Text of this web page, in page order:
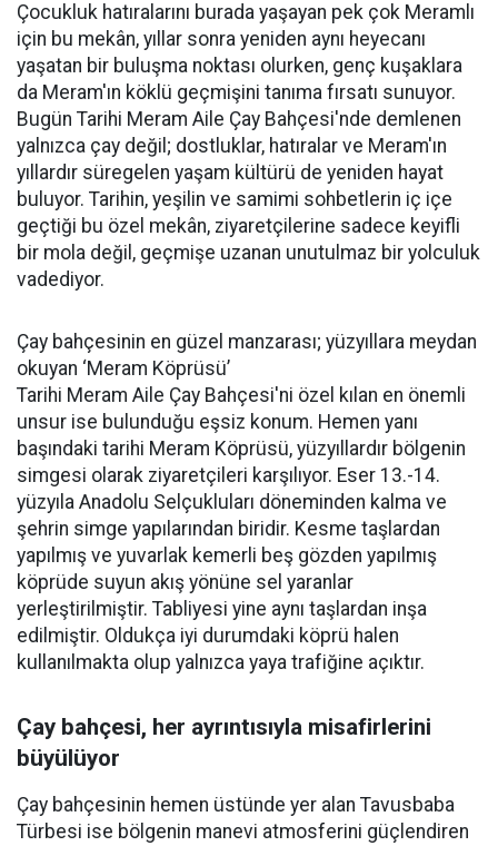
Çocukluk hatıralarını burada yaşayan pek çok Meramlı
için bu mekân, yıllar sonra yeniden aynı heyecanı
yaşatan bir buluşma noktası olurken, genç kuşaklara
da Meram'ın köklü geçmişini tanıma fırsatı sunuyor.
Bugün Tarihi Meram Aile Çay Bahçesi'nde demlenen
yalnızca çay değil; dostluklar, hatıralar ve Meram'ın
yıllardır süregelen yaşam kültürü de yeniden hayat
buluyor. Tarihin, yeşilin ve samimi sohbetlerin iç içe
geçtiği bu özel mekân, ziyaretçilerine sadece keyifli
bir mola değil, geçmişe uzanan unutulmaz bir yolculuk
vadediyor.
Çay bahçesinin en güzel manzarası; yüzyıllara meydan
okuyan ‘Meram Köprüsü’
Tarihi Meram Aile Çay Bahçesi'ni özel kılan en önemli
unsur ise bulunduğu eşsiz konum. Hemen yanı
başındaki tarihi Meram Köprüsü, yüzyıllardır bölgenin
simgesi olarak ziyaretçileri karşılıyor. Eser 13.-14.
yüzyıla Anadolu Selçukluları döneminden kalma ve
şehrin simge yapılarından biridir. Kesme taşlardan
yapılmış ve yuvarlak kemerli beş gözden yapılmış
köprüde suyun akış yönüne sel yaranlar
yerleştirilmiştir. Tabliyesi yine aynı taşlardan inşa
edilmiştir. Oldukça iyi durumdaki köprü halen
kullanılmakta olup yalnızca yaya trafiğine açıktır.
Çay bahçesi, her ayrıntısıyla misafirlerini
büyülüyor
Çay bahçesinin hemen üstünde yer alan Tavusbaba
Türbesi ise bölgenin manevi atmosferini güçlendiren